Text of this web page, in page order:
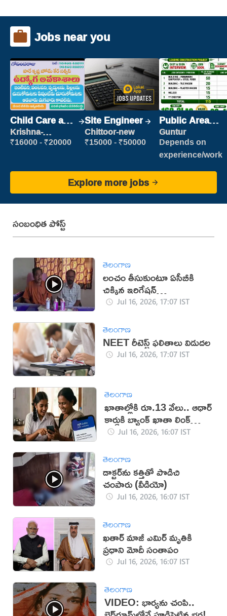
Jobs near you
Child Care and
Patient care
Krishna-
vijayawada
₹16000 - ₹20000
Site Engineer
Chittoor-new
₹15000 - ₹50000
Public Area
Cleaner
Guntur
Depends on
experience/work
Explore more jobs
సంబంధిత పోస్ట్
తెలంగాణ
లంచం తీసుకుంటూ ఏసీబీకి
చిక్కిన ఇరిగేషన్
అధికారులు(వీడియో)
Jul 16, 2026, 17:07 IST
తెలంగాణ
NEET రీటెస్ట్ ఫలితాలు విడుదల
Jul 16, 2026, 17:07 IST
తెలంగాణ
ఖాతాల్లోకి రూ.13 వేలు.. ఆధార్
కార్డుకి బ్యాంక్ ఖాతా లింక్
తప్పనిసరి!
Jul 16, 2026, 16:07 IST
తెలంగాణ
డాక్టర్‌ను కత్తితో పొడిచి
చంపారు (వీడియో)
Jul 16, 2026, 16:07 IST
తెలంగాణ
ఖతార్ మాజీ ఎమిర్ మృతికి
ప్రధాని మోదీ సంతాపం
Jul 16, 2026, 16:07 IST
తెలంగాణ
VIDEO: భార్యను చంపి..